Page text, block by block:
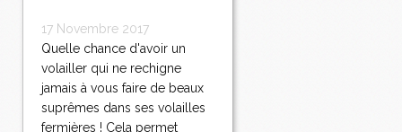
17 Novembre 2017
Quelle chance d'avoir un
volailler qui ne rechigne
jamais à vous faire de beaux
suprêmes dans ses volailles
fermières ! Cela permet